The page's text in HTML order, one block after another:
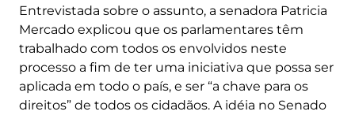
Entrevistada sobre o assunto, a senadora Patricia
Mercado explicou que os parlamentares têm
trabalhado com todos os envolvidos neste
processo a fim de ter uma iniciativa que possa ser
aplicada em todo o país, e ser “a chave para os
direitos” de todos os cidadãos. A idéia no Senado